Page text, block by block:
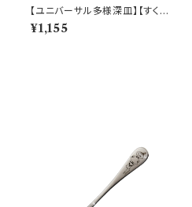
【ユニバーサル多様深皿】【すくい
やすいうつわ】16.5cm ディープ
プレート（ホワイト）【NB10】
¥1,155